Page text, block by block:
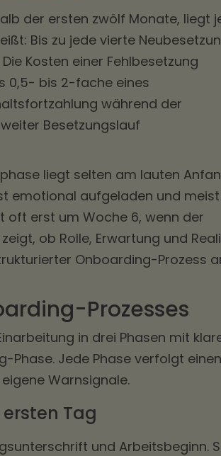
der ersten zwölf Monate, liegt
Bis zu jede vierte
Kosten einer Fehlbesetzung
0,5- bis 2-fache eines
während der
Besetzungslauf
liegt selten am lauten
emotional aufgeladen und meist
oft erst um Woche 6, wenn der
ob Rolle, Erwartung und
Onboarding-Prozess
Prozesses
in drei Phasen mit
Phase. Jede Phase verfolgt einen
Warnsignale.
Tag
und Arbeitsbeginn.